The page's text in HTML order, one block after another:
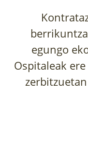
egungo
Ospitaleak